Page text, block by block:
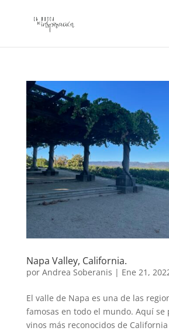
Napa Valley, California.
por Andrea Soberanis | Ene 21,
El valle de Napa es una de las
famosas en todo el mundo. Aquí se
vinos más reconocidos de